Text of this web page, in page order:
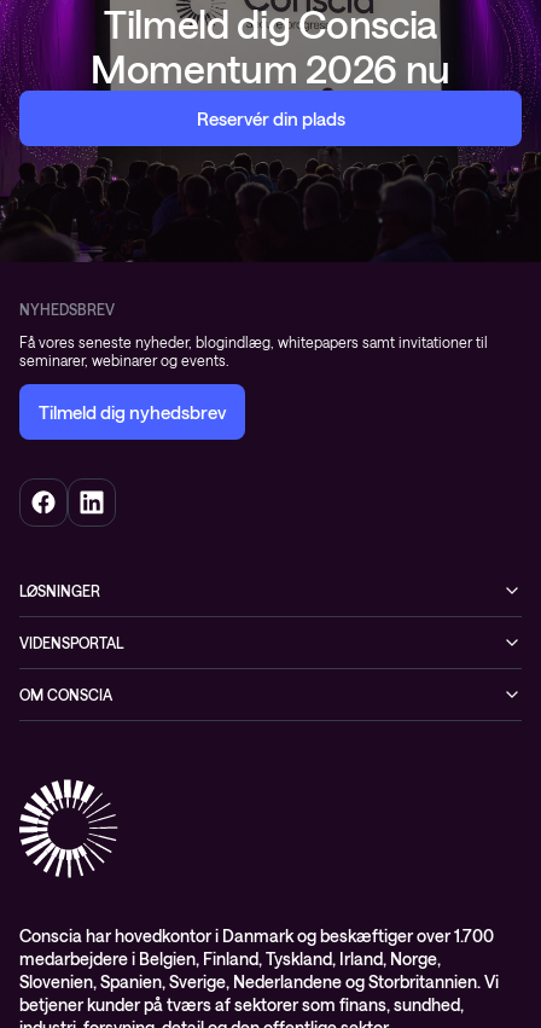
Tilmeld dig Conscia
Momentum 2026 nu
Reservér din plads
NYHEDSBREV
Få vores seneste nyheder, blogindlæg, whitepapers samt invitationer til
seminarer, webinarer og events.
Tilmeld dig nyhedsbrev
LØSNINGER
Netværk
Datacenter & Cloud
Observability
Conscia Managed Services
Conscia Services
VIDENSPORTAL
Events
Videoer
Whitepapers
OM CONSCIA
Partnere
Presserum
ISO certifikater
Proces for kundeklager
Salgs- og leveringsbetingelser
Conscia har hovedkontor i Danmark og beskæftiger over 1.700
medarbejdere i Belgien, Finland, Tyskland, Irland, Norge,
Slovenien, Spanien, Sverige, Nederlandene og Storbritannien. Vi
betjener kunder på tværs af sektorer som finans, sundhed,